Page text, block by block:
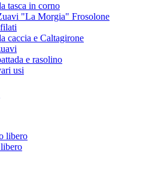
tasca in corno
"La Morgia" Frosolone
caccia e Caltagirone
e rasolino
usi
libero